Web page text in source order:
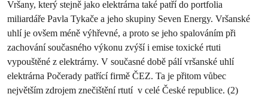
Vršany, který stejně jako elektrárna také patří do portfolia
miliardáře Pavla Tykače a jeho skupiny Seven Energy. Vršanské
uhlí je ovšem méně výhřevné, a proto se jeho spalováním při
zachování současného výkonu zvýší i emise toxické rtuti
vypouštěné z elektrárny. V současné době pálí vršanské uhlí
elektrárna Počerady patřící firmě ČEZ. Ta je přitom vůbec
největším zdrojem znečištění rtutí v celé České republice. (2)